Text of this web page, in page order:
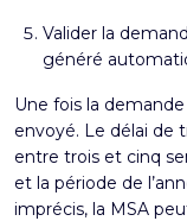
Valider la
généré
Une fois la
envoyé. Le délai de
entre trois et cinq
et la période de
imprécis, la MSA